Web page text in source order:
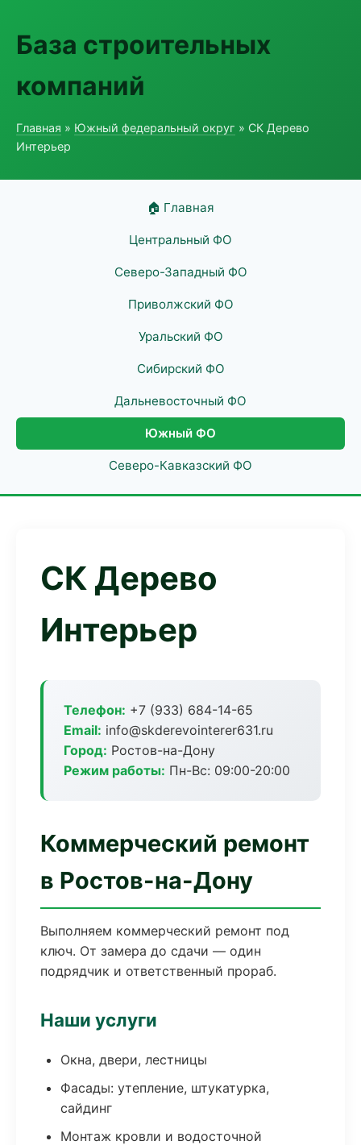
База строительных
компаний
Главная » Южный федеральный округ » СК Дерево
Интерьер
🏠 Главная
Центральный ФО
Северо-Западный ФО
Приволжский ФО
Уральский ФО
Сибирский ФО
Дальневосточный ФО
Южный ФО
Северо-Кавказский ФО
СК Дерево
Интерьер
Телефон: +7 (933) 684-14-65
Email: info@skderevointerer631.ru
Город: Ростов-на-Дону
Режим работы: Пн-Вс: 09:00-20:00
Коммерческий ремонт
в Ростов-на-Дону
Выполняем коммерческий ремонт под
ключ. От замера до сдачи — один
подрядчик и ответственный прораб.
Наши услуги
Окна, двери, лестницы
Фасады: утепление, штукатурка,
сайдинг
Монтаж кровли и водосточной